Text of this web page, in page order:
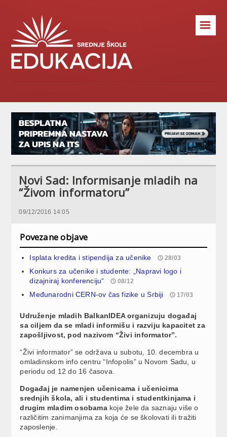
☰
Novi Sad: Informisanje mladih na
“Živom informatoru”
09/12/2016 14:05
Povezane objave
Isplata kredita i stipendija za učenike 28/03
Konkurs za učenike i studente: „Napravi logo i
dizajniraj konferenciju“
08/12
Međunarodni CERN-ov čas fizike u Srbiji 17/03
Udruženje mladih BalkanIDEA organizuju događaj
sa ciljem da se mladi informišu i razviju kapacitet za
zapošljivost, pod nazivom “Živi informator”.
“Živi informator” se održava u subotu, 10. decembra u
omladinskom info centru “Infopolis” u Novom Sadu, u
periodu od 12 do 16 časova.
Događaj je namenjen učenicama i učenicima
srednjih škola, ali i studentima i studentkinjama i
drugim mladim osobamakoje žele da saznaju više o
različitim zanimanjima za koja će se školovati ili tražiti
zaposlenje.